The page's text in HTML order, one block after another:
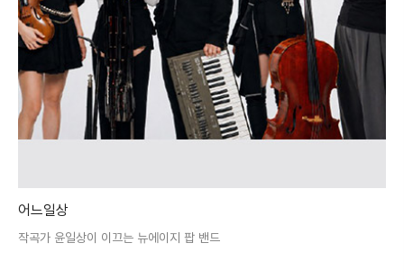
어느일상
작곡가 윤일상이 이끄는 뉴에이지 팝 밴드